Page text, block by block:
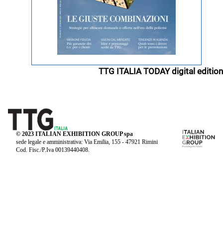
TTG ITALIA TODAY digital edition
© 2023 ITALIAN EXHIBITION GROUP spa
sede legale e amministrativa: Via Emilia, 155 - 47921 Rimini
Cod. Fisc./P.Iva 00139440408.